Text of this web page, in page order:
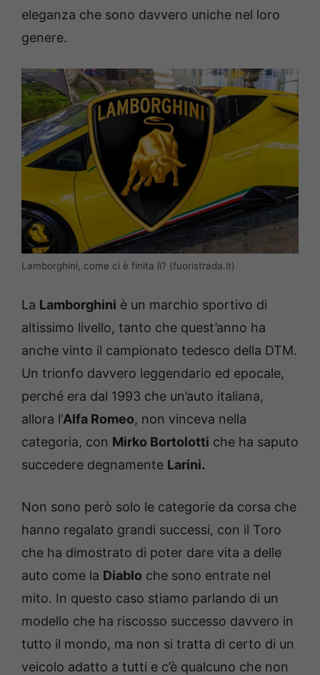
eleganza che sono davvero uniche nel loro
genere.
Lamborghini, come ci è finita lì? (fuoristrada.it)
La Lamborghini è un marchio sportivo di
altissimo livello, tanto che quest’anno ha
anche vinto il campionato tedesco della DTM.
Un trionfo davvero leggendario ed epocale,
perché era dal 1993 che un’auto italiana,
allora l’Alfa Romeo, non vinceva nella
categoria, con Mirko Bortolotti che ha saputo
succedere degnamente Larini.
Non sono però solo le categorie da corsa che
hanno regalato grandi successi, con il Toro
che ha dimostrato di poter dare vita a delle
auto come la Diablo che sono entrate nel
mito. In questo caso stiamo parlando di un
modello che ha riscosso successo davvero in
tutto il mondo, ma non si tratta di certo di un
veicolo adatto a tutti e c’è qualcuno che non